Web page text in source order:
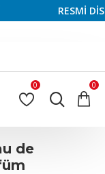
RESMİ
0 0
de